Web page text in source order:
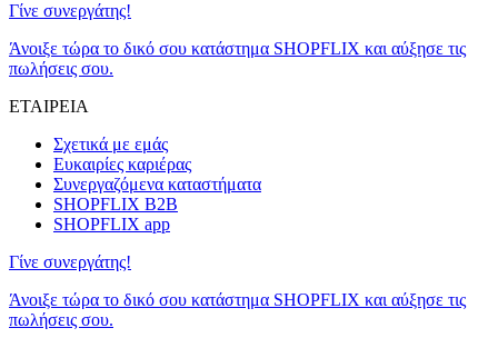
Γίνε συνεργάτης!
Άνοιξε τώρα το δικό σου κατάστημα SHOPFLIX και αύξησε τις
πωλήσεις σου.
ΕΤΑΙΡΕΙΑ
Σχετικά με εμάς
Ευκαιρίες καριέρας
Συνεργαζόμενα καταστήματα
SHOPFLIX B2B
SHOPFLIX app
Γίνε συνεργάτης!
Άνοιξε τώρα το δικό σου κατάστημα SHOPFLIX και αύξησε τις
πωλήσεις σου.